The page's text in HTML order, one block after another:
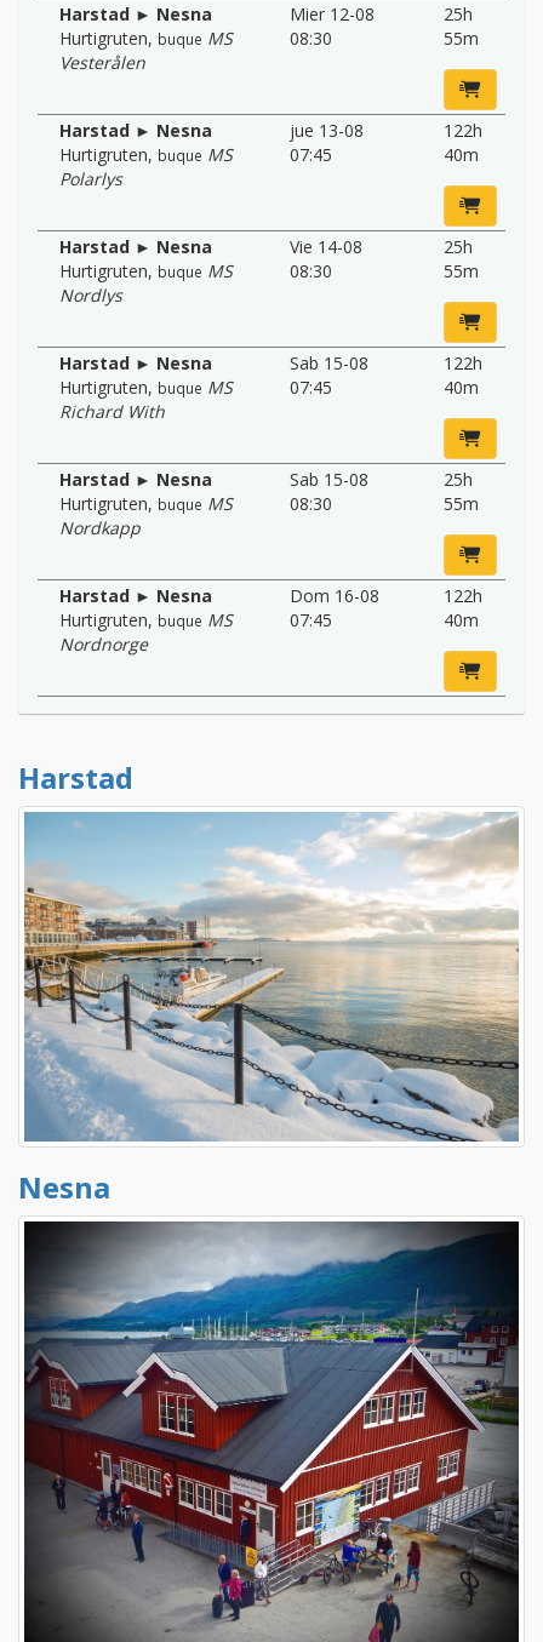
Harstad ► Nesna
Hurtigruten, buque MS
Vesterålen
Mier 12-08
08:30
25h
55m
Harstad ► Nesna
Hurtigruten, buque MS
Polarlys
jue 13-08
07:45
122h
40m
Harstad ► Nesna
Hurtigruten, buque MS
Nordlys
Vie 14-08
08:30
25h
55m
Harstad ► Nesna
Hurtigruten, buque MS
Richard With
Sab 15-08
07:45
122h
40m
Harstad ► Nesna
Hurtigruten, buque MS
Nordkapp
Sab 15-08
08:30
25h
55m
Harstad ► Nesna
Hurtigruten, buque MS
Nordnorge
Dom 16-08
07:45
122h
40m
Harstad
Nesna